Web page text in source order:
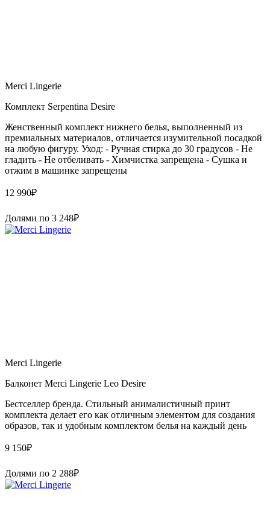
Merci Lingerie
Комплект Serpentina Desire
Женственный комплект нижнего белья, выполненный из
премиальных материалов, отличается изумительной посадкой
на любую фигуру. Уход: - Ручная стирка до 30 градусов - Не
гладить - Не отбеливать - Химчистка запрещена - Сушка и
отжим в машинке запрещены
12 990₽
Долями по 3 248₽
Merci Lingerie
Балконет Merci Lingerie Leo Desire
Бестселлер бренда. Стильный анималистичный принт
комплекта делает его как отличным элементом для создания
образов, так и удобным комплектом белья на каждый день
9 150₽
Долями по 2 288₽